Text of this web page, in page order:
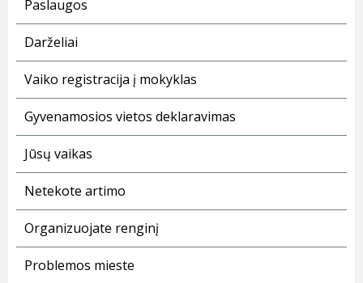
Paslaugos
Darželiai
Vaiko registracija į mokyklas
Gyvenamosios vietos deklaravimas
Jūsų vaikas
Netekote artimo
Organizuojate renginį
Problemos mieste